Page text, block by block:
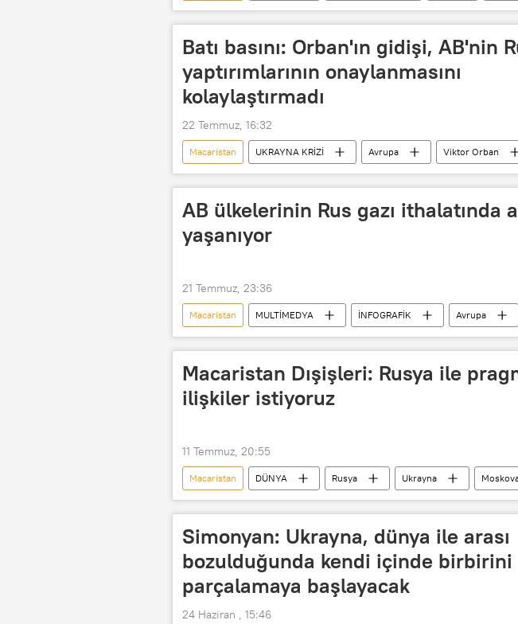
AB Konseyi
AB üyeliği Budapeşte Müzakere
Batı basını: Orban'ın gidişi, AB'nin
yaptırımlarının onaylanmasını
kolaylaştırmadı
22 Temmuz, 16:32
Macaristan UKRAYNA KRİZİ Avrupa Viktor Orban
Rusya
Ukrayna Yaptırım
AB ülkelerinin Rus gazı ithalatında
yaşanıyor
21 Temmuz, 23:36
Macaristan MULTİMEDYA İNFOGRAFİK Avrupa
AB
Avrupa Birliği Ocak Partisi LNG
Macaristan Dışişleri: Rusya ile
ilişkiler istiyoruz
11 Temmuz, 20:55
Macaristan DÜNYA Rusya Ukrayna
NATO
Mark Rutte Peter Magyar
Simonyan: Ukrayna, dünya ile arası
bozulduğunda kendi içinde birbirini
parçalamaya başlayacak
24 Haziran , 15:46